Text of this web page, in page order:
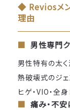
◆ Reviosメ
理由
男性専門
男性特有の太く
熱破壊式のジェ
ヒゲ・VIO・全
痛み・不